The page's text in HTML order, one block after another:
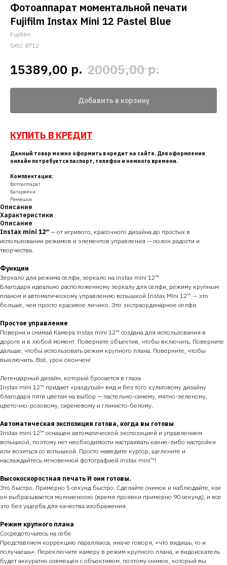
Фотоаппарат моментальной печати
Fujifilm Instax Mini 12 Pastel Blue
Fujifilm
SKU: 8712
15389,00 р. 20005,00 р.
Добавить в корзину
КУПИТЬ В КРЕДИТ
Данный товар можно оформить в кредит на сайте. Для оформления
онлайн потребуется паспорт, телефон и немного времени.
Комплектация:
Фотоаппарат
Батарейки
Ремешок
Описание
Характеристики
Описание
Instax mini 12™ — от игривого, красочного дизайна до простых в
использовании режимов и элементов управления — полон радости и
творчества.
Функции
Зеркало для режима селфи, зеркало на instax mini 12™
Благодаря идеально расположенному зеркалу для селфи, режиму крупным
планом и автоматическому управлению вспышкой Instax Mini 12™ — это
больше, чем просто красивое личико. Это экстраординарное селфи.
Простое управление
Поверни и снимай Камера instax mini 12™ создана для использования в
дороге и в любой момент. Поверните объектив, чтобы включить. Поверните
дальше, чтобы использовать режим крупного плана. Поверните, чтобы
выключить. Всё, урок окончен!
Легендарный дизайн, который бросается в глаза
Instax mini 12™ придает «раздутый» вид и без того культовому дизайну
благодаря пяти цветам на выбор — пастельно-синему, мятно-зеленому,
цветочно-розовому, сиреневому и глинисто-белому.
Автоматическая экспозиция готова, когда вы готовы
Instax mini 12™ оснащен автоматической экспозицией и управлением
вспышкой, поэтому нет необходимости настраивать какие-либо настройки
или возиться со вспышкой. Просто наведите курсор, щелкните и
наслаждайтесь мгновенной фотографией instax mini™!
Высокоскоростная печать И они готовы.
Это быстро. Примерно 5 секунд быстро. Сделайте снимок и наблюдайте, как
он выбрасывается молниеносно (время проявки примерно 90 секунд), и все
это без ущерба для качества изображения.
Режим крупного плана
Сосредоточьтесь на себе
Представляем коррекцию параллакса, иначе говоря, «что видишь, то и
получаешь». Переключите камеру в режим крупного плана, и видоискатель
будет аккуратно совмещен с объективом, поэтому снимок, который вы